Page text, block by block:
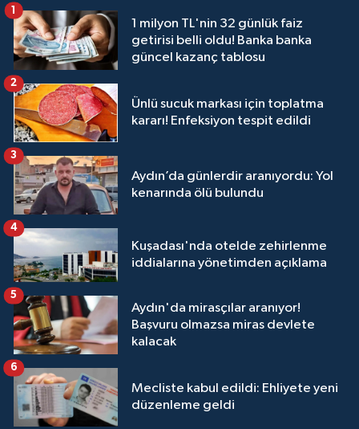
1 milyon TL'nin 32 günlük faiz
getirisi belli oldu! Banka banka
güncel kazanç tablosu
1
Ünlü sucuk markası için toplatma
kararı! Enfeksiyon tespit edildi
2
Aydın’da günlerdir aranıyordu: Yol
kenarında ölü bulundu
3
Kuşadası'nda otelde zehirlenme
iddialarına yönetimden açıklama
4
Aydın'da mirasçılar aranıyor!
Başvuru olmazsa miras devlete
kalacak
5
Mecliste kabul edildi: Ehliyete yeni
düzenleme geldi
6